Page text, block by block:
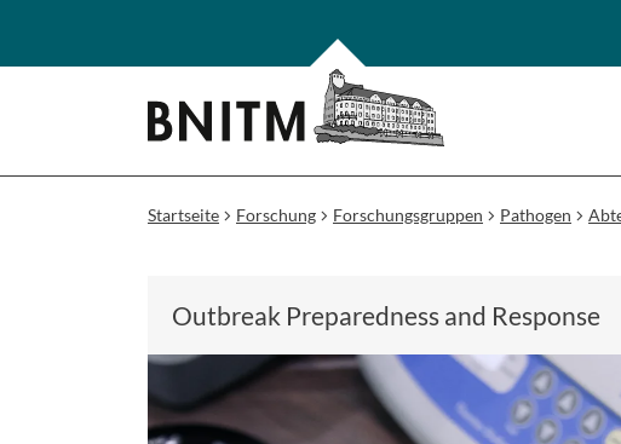
Startseite Forschung Forschungsgruppen Pathogen
Outbreak Preparedness and Response